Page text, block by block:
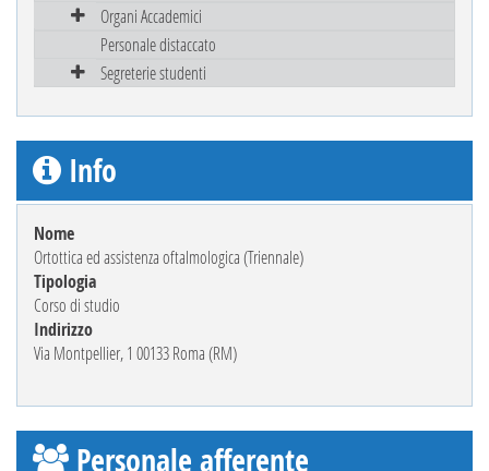
Organi Accademici
Personale distaccato
Segreterie studenti
Info
Nome
Ortottica ed assistenza oftalmologica (Triennale)
Tipologia
Corso di studio
Indirizzo
Via Montpellier, 1 00133 Roma (RM)
Personale afferente